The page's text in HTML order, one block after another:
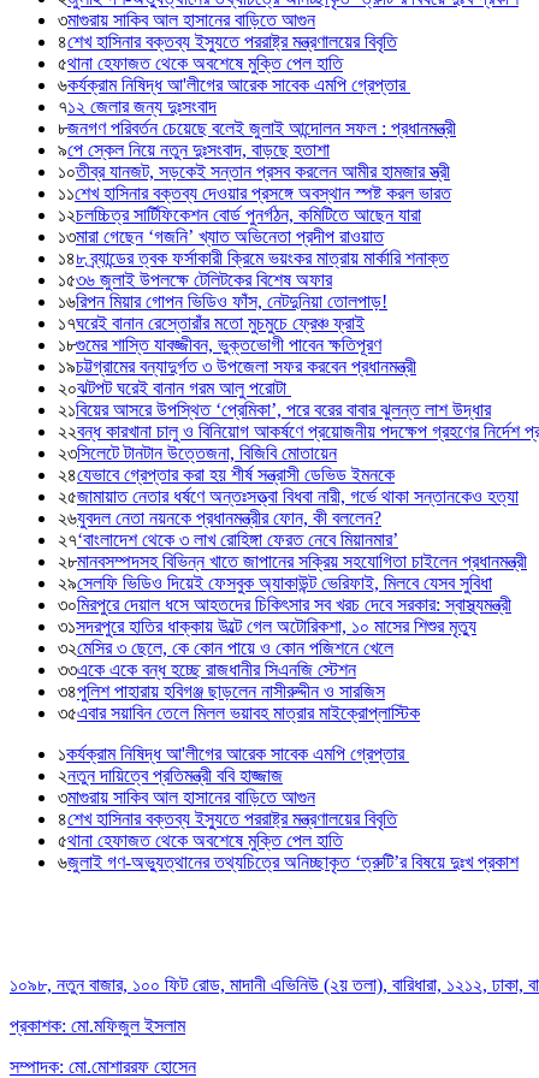
৩মাগুরায় সাকিব আল হাসানের বাড়িতে আগুন
৪শেখ হাসিনার বক্তব্য ইস্যুতে পররাষ্ট্র মন্ত্রণালয়ের বিবৃতি
৫থানা হেফাজত থেকে অবশেষে মুক্তি পেল হাতি
৬কর্যক্রাম নিষিদ্ধ আ'লীগের আরেক সাবেক এমপি গ্রেপ্তার
৭১২ জেলার জন্য দুঃসংবাদ
৮জনগণ পরিবর্তন চেয়েছে বলেই জুলাই আন্দোলন সফল : প্রধানমন্ত্রী
৯পে স্কেল নিয়ে নতুন দুঃসংবাদ, বাড়ছে হতাশা
১০তীব্র যানজট, সড়কেই সন্তান প্রসব করলেন আমীর হামজার স্ত্রী
১১শেখ হাসিনার বক্তব্য দেওয়ার প্রসঙ্গে অবস্থান স্পষ্ট করল ভারত
১২চলচ্চিত্র সার্টিফিকেশন বোর্ড পুনর্গঠন, কমিটিতে আছেন যারা
১৩মারা গেছেন ‘গজনি’ খ্যাত অভিনেতা প্রদীপ রাওয়াত
১৪৮ ব্র্যান্ডের ত্বক ফর্সাকারী ক্রিমে ভয়ংকর মাত্রায় মার্কারি শনাক্ত
১৫৩৬ জুলাই উপলক্ষে টেলিটকের বিশেষ অফার
১৬রিপন মিয়ার গোপন ভিডিও ফাঁস, নেটদুনিয়া তোলপাড়!
১৭ঘরেই বানান রেস্তোরাঁর মতো মুচমুচে ফ্রেঞ্চ ফ্রাই
১৮গুমের শাস্তি যাবজ্জীবন, ভুক্তভোগী পাবেন ক্ষতিপূরণ
১৯চট্টগ্রামের বন্যাদুর্গত ৩ উপজেলা সফর করবেন প্রধানমন্ত্রী
২০ঝটপট ঘরেই বানান গরম আলু পরোটা
২১বিয়ের আসরে উপস্থিত ‘প্রেমিকা’, পরে বরের বাবার ঝুলন্ত লাশ উদ্ধার
২২বন্ধ কারখানা চালু ও বিনিয়োগ আকর্ষণে প্রয়োজনীয় পদক্ষেপ গ্রহণের নির্দেশ
২৩সিলেটে টানটান উত্তেজনা, বিজিবি মোতায়েন
২৪যেভাবে গ্রেপ্তার করা হয় শীর্ষ সন্ত্রাসী ডেভিড ইমনকে
২৫জামায়াত নেতার ধর্ষণে অন্তঃসত্ত্বা বিধবা নারী, গর্ভে থাকা সন্তানকেও হত্যা
২৬যুবদল নেতা নয়নকে প্রধানমন্ত্রীর ফোন, কী বললেন?
২৭‘বাংলাদেশ থেকে ৩ লাখ রোহিঙ্গা ফেরত নেবে মিয়ানমার’
২৮মানবসম্পদসহ বিভিন্ন খাতে জাপানের সক্রিয় সহযোগিতা চাইলেন প্রধানমন্ত্রী
২৯সেলফি ভিডিও দিয়েই ফেসবুক অ্যাকাউন্ট ভেরিফাই, মিলবে যেসব সুবিধা
৩০মিরপুরে দেয়াল ধসে আহতদের চিকিৎসার সব খরচ দেবে সরকার: স্বাস্থ্যমন্ত্রী
৩১সদরপুরে হাতির ধাক্কায় উল্টে গেল অটোরিকশা, ১০ মাসের শিশুর মৃত্যু
৩২মেসির ৩ ছেলে, কে কোন পায়ে ও কোন পজিশনে খেলে
৩৩একে একে বন্ধ হচ্ছে রাজধানীর সিএনজি স্টেশন
৩৪পুলিশ পাহারায় হবিগঞ্জ ছাড়লেন নাসীরুদ্দীন ও সারজিস
৩৫এবার সয়াবিন তেলে মিলল ভয়াবহ মাত্রার মাইক্রোপ্লাস্টিক
১কর্যক্রাম নিষিদ্ধ আ'লীগের আরেক সাবেক এমপি গ্রেপ্তার
২নতুন দায়িত্বে প্রতিমন্ত্রী ববি হাজ্জাজ
৩মাগুরায় সাকিব আল হাসানের বাড়িতে আগুন
৪শেখ হাসিনার বক্তব্য ইস্যুতে পররাষ্ট্র মন্ত্রণালয়ের বিবৃতি
৫থানা হেফাজত থেকে অবশেষে মুক্তি পেল হাতি
৬জুলাই গণ-অভ্যুত্থানের তথ্যচিত্রে অনিচ্ছাকৃত ‘ত্রুটি’র বিষয়ে দুঃখ প্রকাশ
১০৯৮, নতুন বাজার, ১০০ ফিট রোড, মাদানী এভিনিউ (২য় তলা), বারিধারা, ১২১২, ঢাকা,
প্রকাশক: মো.মফিজুল ইসলাম
সম্পাদক: মো.মোশাররফ হোসেন